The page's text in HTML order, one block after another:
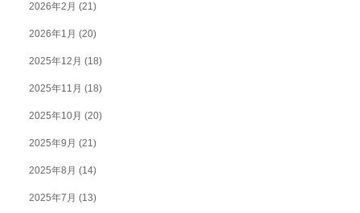
2026年2月 (21)
2026年1月 (20)
2025年12月 (18)
2025年11月 (18)
2025年10月 (20)
2025年9月 (21)
2025年8月 (14)
2025年7月 (13)